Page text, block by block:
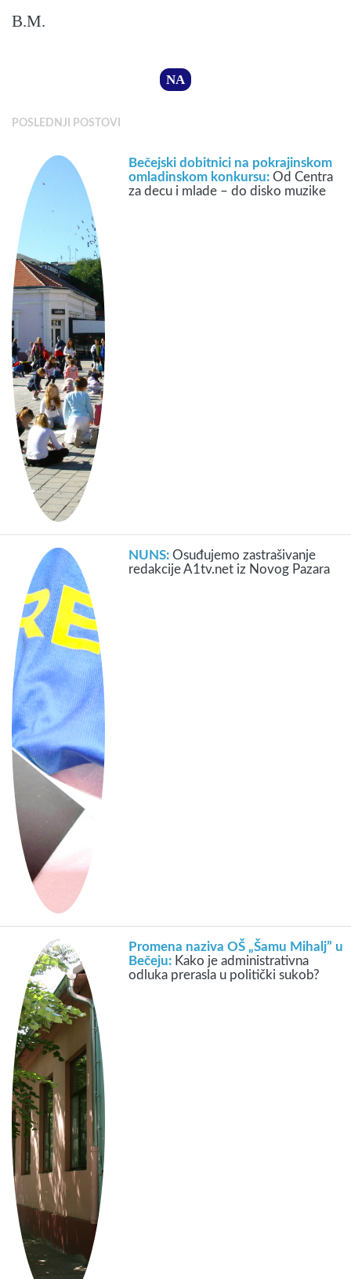
B.M.
NA
POSLEDNJI POSTOVI
Bečejski dobitnici na pokrajinskom
omladinskom konkursu:Od Centra
za decu i mlade – do disko muzike
NUNS:Osuđujemo zastrašivanje
redakcije A1tv.net iz Novog Pazara
Promena naziva OŠ „Šamu Mihalj” u
Bečeju: Kako je administrativna
odluka prerasla u politički sukob?